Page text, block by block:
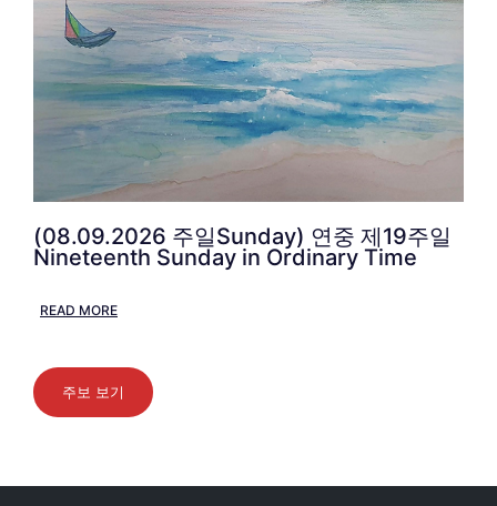
(08.09.2026 주일Sunday) 연중 제19주일
Nineteenth Sunday in Ordinary Time
READ MORE
주보 보기